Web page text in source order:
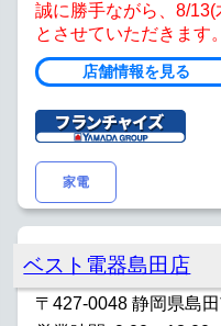
誠に勝手ながら、8/
とさせていただきます。
店舗情報を見る
家電
ベスト電器島田店
〒427-0048 静岡県島